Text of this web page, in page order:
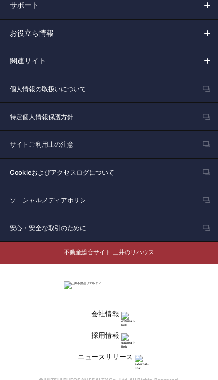
サポート
お役立ち情報
関連サイト
個人情報の取扱いについて
特定個人情報保護方針
サイトご利用上の注意
Cookieおよびアクセスログについて
ソーシャルメディアポリシー
安心・安全な取引のために
不動産総合サイト 三井のリハウス
会社情報
採用情報
ニュースリリース